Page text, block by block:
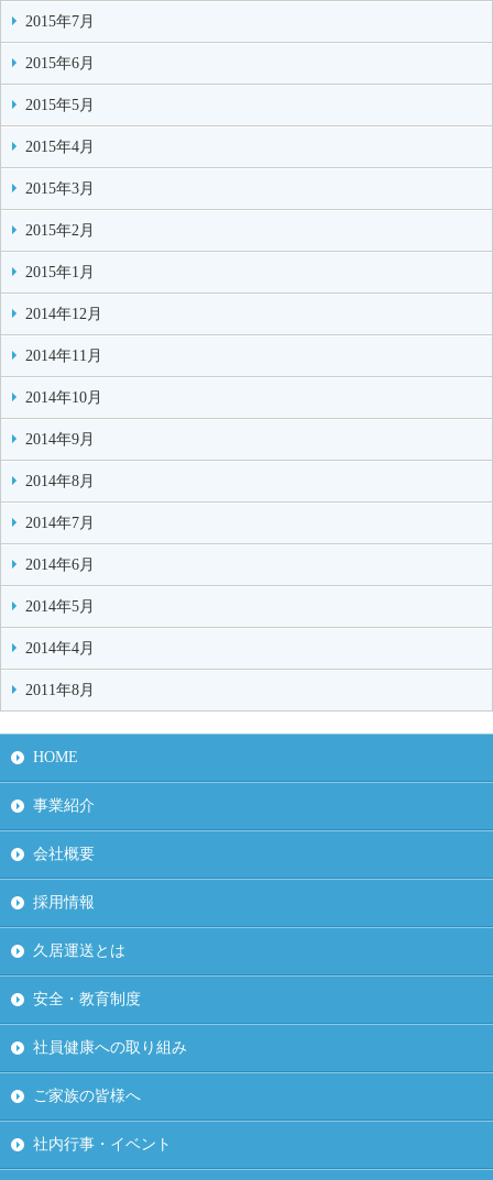
2015年7月
2015年6月
2015年5月
2015年4月
2015年3月
2015年2月
2015年1月
2014年12月
2014年11月
2014年10月
2014年9月
2014年8月
2014年7月
2014年6月
2014年5月
2014年4月
2011年8月
HOME
事業紹介
会社概要
採用情報
久居運送とは
安全・教育制度
社員健康への取り組み
ご家族の皆様へ
社内行事・イベント